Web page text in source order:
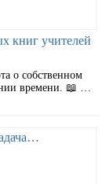
книг учителей
о собственном
времени. 📖 …